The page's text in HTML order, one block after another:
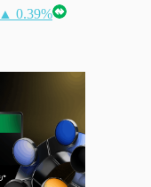
▲ 0.39%